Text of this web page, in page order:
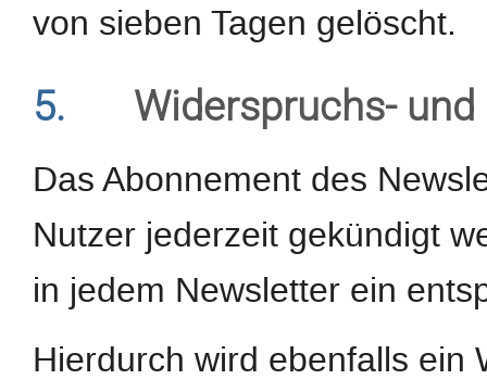
von sieben Tagen gelöscht.
5. Widerspruchs-
Das Abonnement des
Nutzer jederzeit gekündigt
in jedem Newsletter ein
Hierdurch wird ebenfalls ein